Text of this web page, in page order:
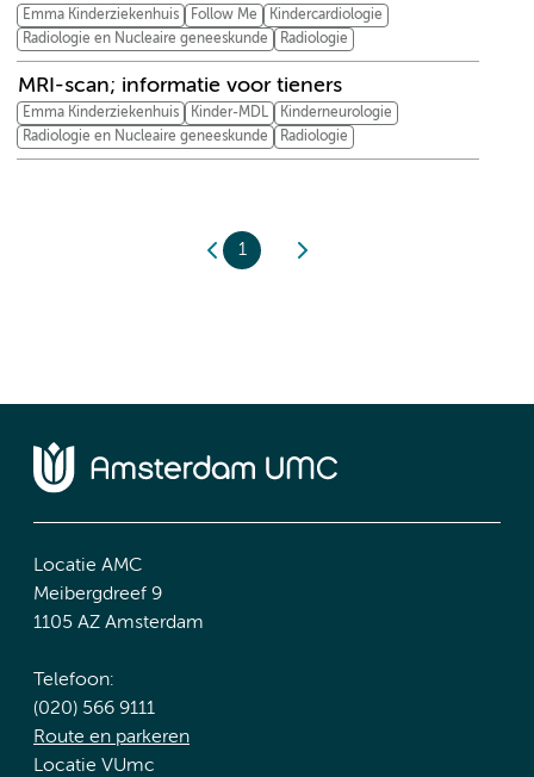
Emma Kinderziekenhuis Follow Me
Kindercardiologie
Radiologie en Nucleaire geneeskunde
Radiologie
MRI-scan; informatie voor tieners
Emma Kinderziekenhuis Kinder-MDL
Kinderneurologie
Radiologie en Nucleaire geneeskunde
Radiologie
1
Locatie AMC
Meibergdreef 9
1105 AZ Amsterdam
Telefoon:
(020) 566 9111
Route en parkeren
Locatie VUmc